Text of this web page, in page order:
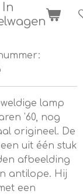
In
lamp
'60, nog
origineel. De
uit één stuk
afbeelding
antilope. Hij
een